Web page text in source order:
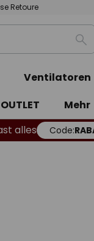
Retoure
Ventilatoren
OUTLET
Mehr
alles Code: